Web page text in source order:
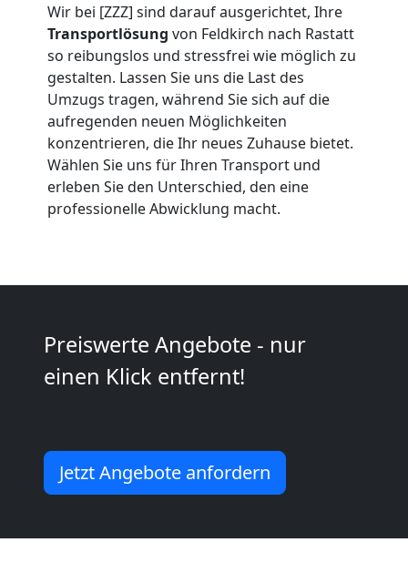
Wir bei [ZZZ] sind darauf ausgerichtet, Ihre
Transportlösung von Feldkirch nach Rastatt
so reibungslos und stressfrei wie möglich zu
gestalten. Lassen Sie uns die Last des
Umzugs tragen, während Sie sich auf die
aufregenden neuen Möglichkeiten
konzentrieren, die Ihr neues Zuhause bietet.
Wählen Sie uns für Ihren Transport und
erleben Sie den Unterschied, den eine
professionelle Abwicklung macht.
Preiswerte Angebote - nur
einen Klick entfernt!
Jetzt Angebote anfordern
Umzug
Mann
LKW
Kunsttransport
Feldkirch
Umzug
Feldkirch
3